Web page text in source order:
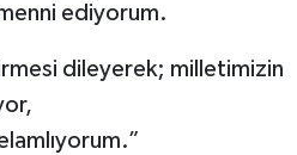
ediyorum.
dileyerek; milletimizin